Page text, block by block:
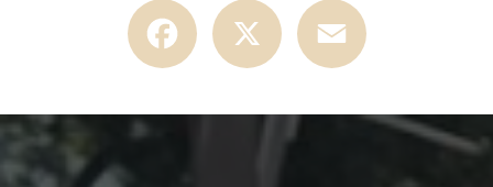
Facebook